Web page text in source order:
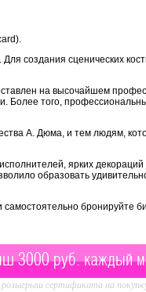
создания сценических
на высочайшем
Более того,
А. Дюма, и тем людям,
ярких декораций
образовать
самостоятельно бронируйте
3000 руб. каждый
сертификата на